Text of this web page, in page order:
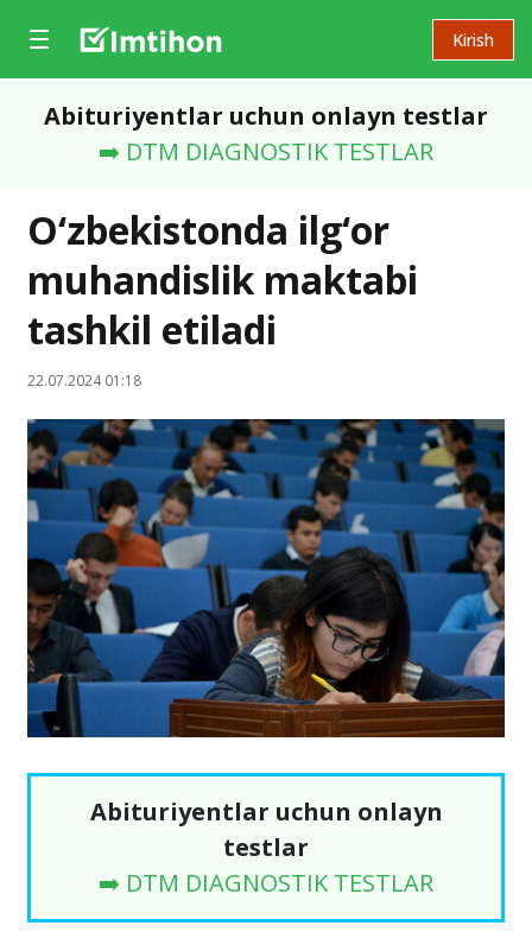
Kirish
Abituriyentlar uchun onlayn testlar
➡️ DTM DIAGNOSTIK TESTLAR
O‘zbekistonda ilg‘or
muhandislik maktabi
tashkil etiladi
22.07.2024 01:18
Abituriyentlar uchun onlayn
testlar
➡️ DTM DIAGNOSTIK TESTLAR